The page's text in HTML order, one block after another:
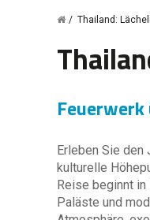
Thailand:
Erleben Sie
kulturelle
Reise beginnt
Paläste und